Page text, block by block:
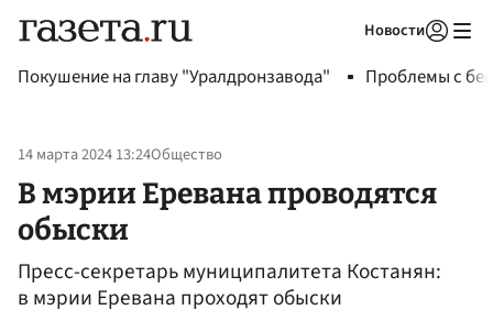
Новости
Покушение на главу "Уралдронзавода" Проблемы с
14 марта 2024 13:24Общество
В мэрии Еревана проводятся
обыски
Пресс-секретарь муниципалитета Костанян:
в мэрии Еревана проходят обыски